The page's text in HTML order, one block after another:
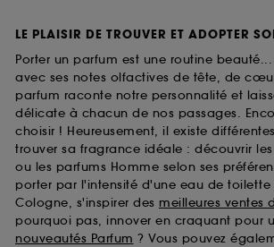
LE PLAISIR DE TROUVER ET ADOPTER
Porter un parfum est une routine
avec ses notes olfactives de tête, de
parfum raconte notre personnalité et
délicate à chacun de nos passages.
choisir ! Heureusement, il existe
trouver sa fragrance idéale : découvrir
ou les parfums Homme selon ses
porter par l'intensité d'une eau de
Cologne, s'inspirer des meilleures ventes
pourquoi pas, innover en craquant pour
nouveautés Parfum ? Vous pouvez